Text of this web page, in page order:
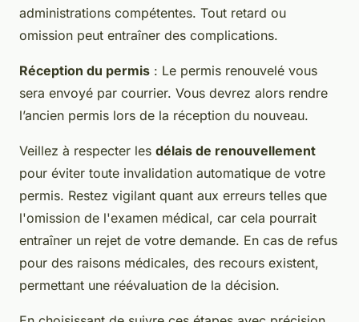
administrations compétentes. Tout retard ou
omission peut entraîner des complications.
Réception du permis : Le permis renouvelé vous
sera envoyé par courrier. Vous devrez alors rendre
l’ancien permis lors de la réception du nouveau.
Veillez à respecter les délais de renouvellement
pour éviter toute invalidation automatique de votre
permis. Restez vigilant quant aux erreurs telles que
l'omission de l'examen médical, car cela pourrait
entraîner un rejet de votre demande. En cas de refus
pour des raisons médicales, des recours existent,
permettant une réévaluation de la décision.